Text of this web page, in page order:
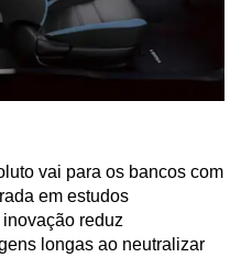
vai para os bancos com
em estudos
reduz
longas ao neutralizar